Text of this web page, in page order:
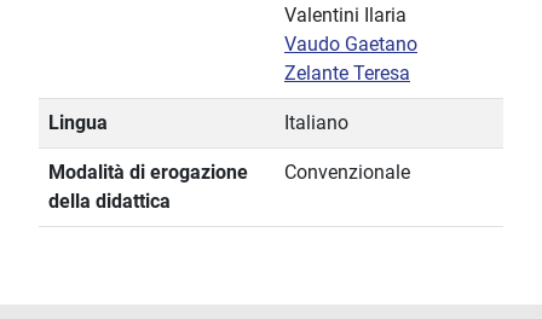
Valentini Ilaria
Vaudo Gaetano
Zelante Teresa
Lingua Italiano
Modalità di erogazione
della didattica
Convenzionale